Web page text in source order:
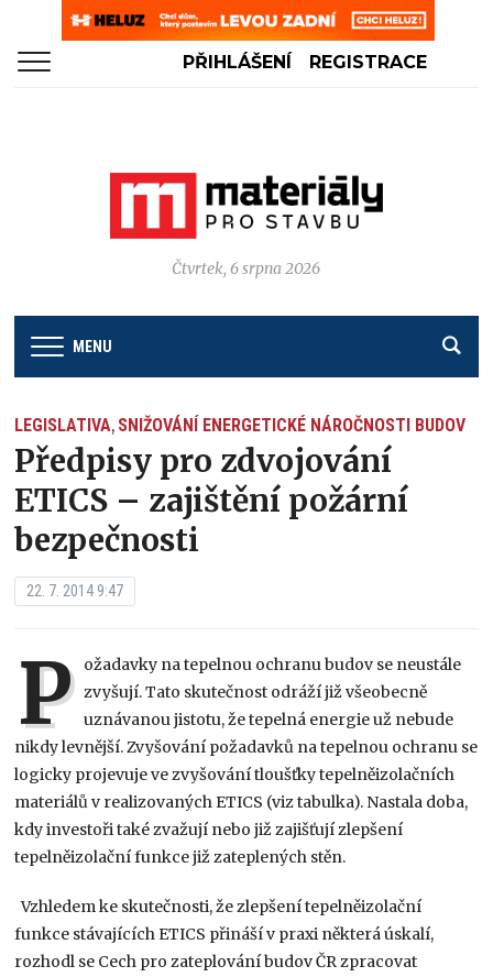
PŘIHLÁŠENÍ REGISTRACE
Čtvrtek, 6 srpna 2026
MENU
LEGISLATIVA, SNIŽOVÁNÍ ENERGETICKÉ NÁROČNOSTI BUDOV
Předpisy pro zdvojování
ETICS – zajištění požární
bezpečnosti
22. 7. 2014 9:47
P ožadavky na tepelnou ochranu budov se neustále
zvyšují. Tato skutečnost odráží již všeobecně
uznávanou jistotu, že tepelná energie už nebude
nikdy levnější. Zvyšování požadavků na tepelnou ochranu se
logicky projevuje ve zvyšování tloušťky tepelněizolačních
materiálů v realizovaných ETICS (viz tabulka). Nastala doba,
kdy investoři také zvažují nebo již zajišťují zlepšení
tepelněizolační funkce již zateplených stěn.
Vzhledem ke skutečnosti, že zlepšení tepelněizolační
funkce stávajících ETICS přináší v praxi některá úskalí,
rozhodl se Cech pro zateplování budov ČR zpracovat